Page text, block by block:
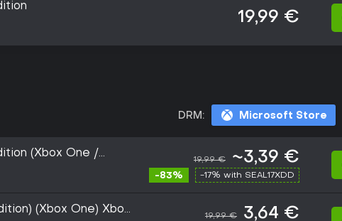
19,99 €
DRM: Microsoft Store
(Xbox One /
19,99 € ~3,39 €
-83% -17% with SEAL17XDD
(Xbox One) Xbox
19,99 € 3,64 €